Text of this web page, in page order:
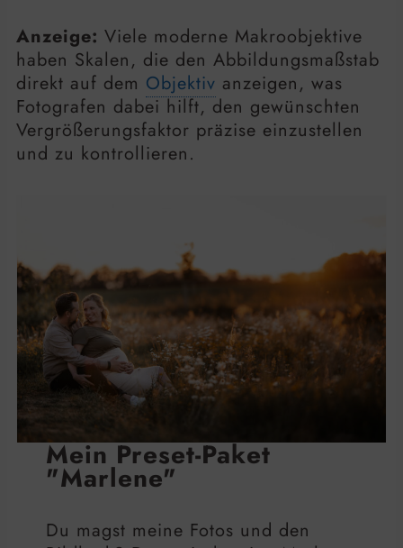
Anzeige: Viele moderne Makroobjektive
haben Skalen, die den Abbildungsmaßstab
direkt auf dem Objektiv anzeigen, was
Fotografen dabei hilft, den gewünschten
Vergrößerungsfaktor präzise einzustellen
und zu kontrollieren.
Mein Preset-Paket
"Marlene"
Du magst meine Fotos und den